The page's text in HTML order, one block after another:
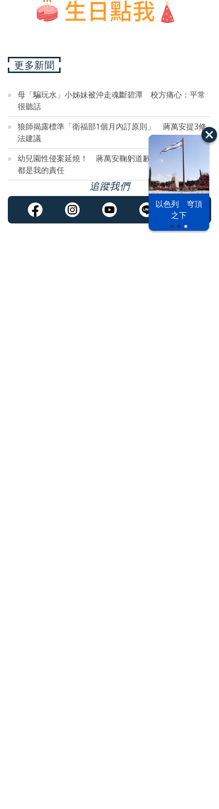
漢光42演習 台股投資熱
以色列 穹頂
之下
更多新聞
母「騙玩水」小姊妹被沖走魂斷碧潭 校方痛心：平常
很聽話
狼師揭露標準「衛福部1個月內訂原則」 蔣萬安提3修
法建議
幼兒園性侵案延燒！ 蔣萬安鞠躬道歉：所有孩童受傷
都是我的責任
追蹤我們